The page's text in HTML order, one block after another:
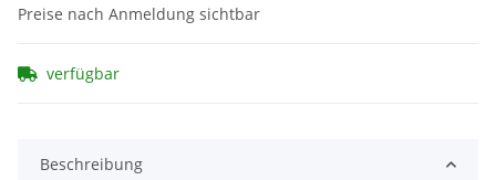
Preise nach Anmeldung sichtbar
verfügbar
Beschreibung